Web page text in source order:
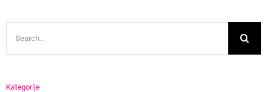
Kategorije